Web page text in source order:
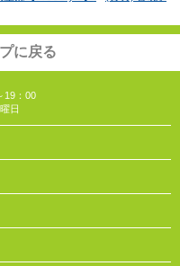
に戻る
19：00
日